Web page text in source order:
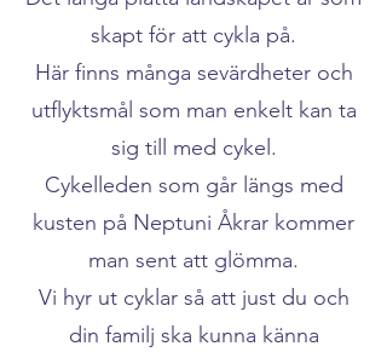
skapt för att cykla på.
Här finns många sevärdheter och
utflyktsmål som man enkelt kan ta
sig till med cykel.
Cykelleden som går längs med
kusten på Neptuni Åkrar kommer
man sent att glömma.
Vi hyr ut cyklar så att just du och
din familj ska kunna känna